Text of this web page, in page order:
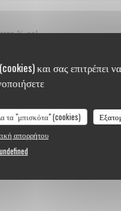
και σας επιτρέπει
τα "μπισκότα" (cookies)
απορρήτου
undefined
½ sel
de Vendée "Le Fumoir de
beurre ½ sel, pain